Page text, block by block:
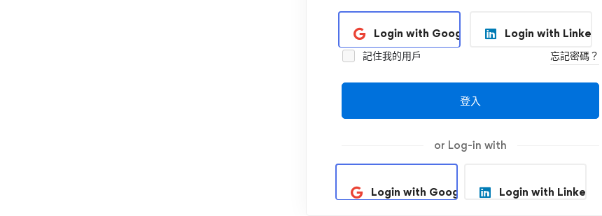
Login with Google
Login with Linkedin
記住我的用戶
忘記密碼？
登入
or Log-in with
Login with Google Login with Linkedin